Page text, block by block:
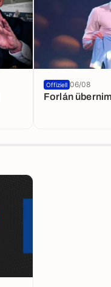
Forlán
Offiziell 06/08